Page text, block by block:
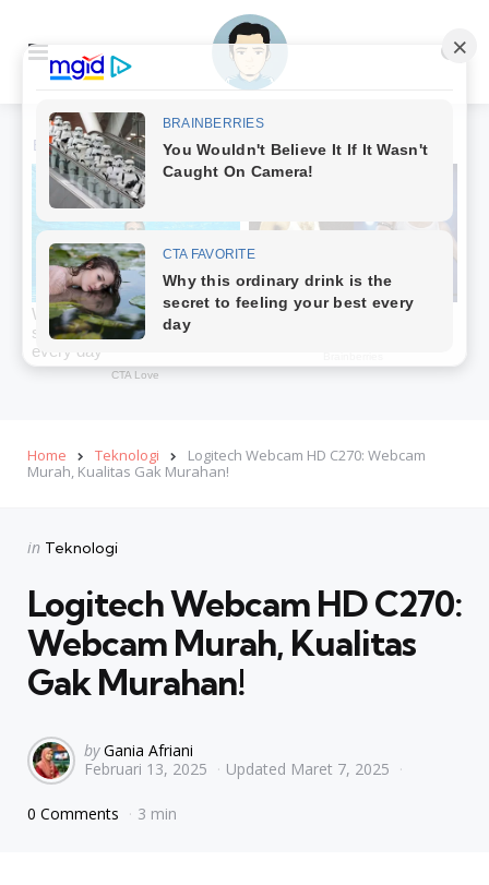
Menu
Home Teknologi
Logitech Webcam HD C270: Webcam
Murah, Kualitas Gak Murahan!
Categories
Posted
in Teknologi
Logitech Webcam HD C270:
Webcam Murah, Kualitas
Gak Murahan!
Posted
by
by Gania Afriani
Februari 13, 2025
Updated Maret 7, 2025
0 Comments 3 min